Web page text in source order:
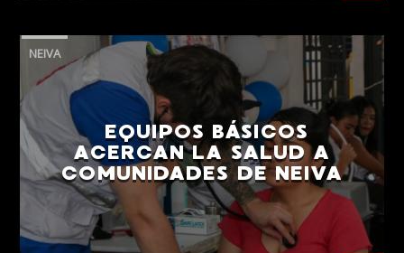
NEIVA
EQUIPOS BÁSICOS
ACERCAN LA SALUD A
COMUNIDADES DE NEIVA